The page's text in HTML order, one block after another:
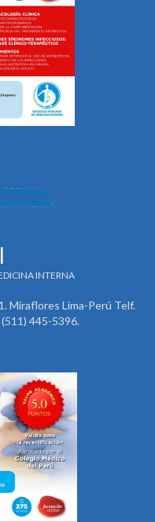
INTERNA
Miraflores Lima-Perú Telf.
445-5396.